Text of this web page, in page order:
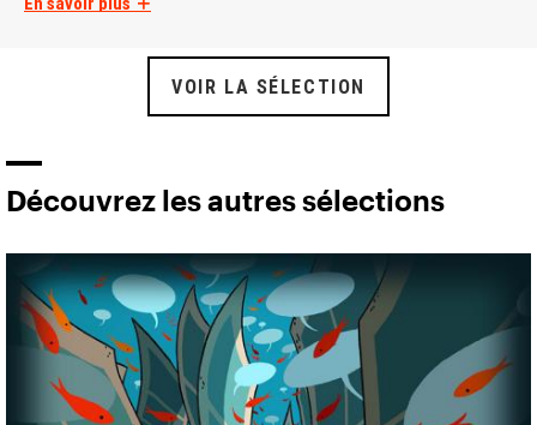
VOIR LA SÉLECTION
Découvrez les autres sélections